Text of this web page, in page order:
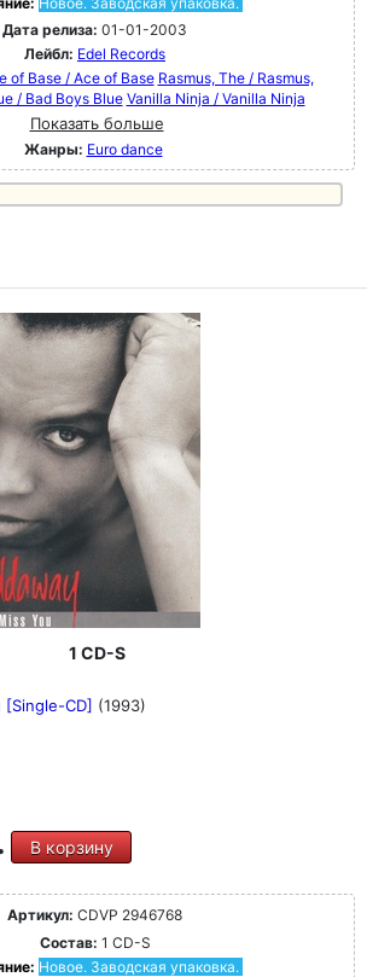
Дата релиза: 01-01-2003
Лейбл: Edel Records
of Base / Ace of Base Rasmus, The / Rasmus,
/ Bad Boys Blue Vanilla Ninja / Vanilla Ninja
Показать больше
Жанры: Euro dance
1 CD-S
[Single-CD] (1993)
В корзину
Артикул: CDVP 2946768
Состав: 1 CD-S
Новое. Заводская упаковка.